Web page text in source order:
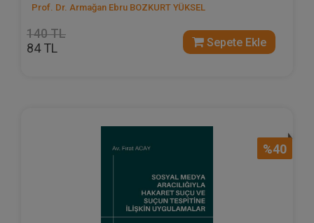
Prof. Dr. Armağan Ebru BOZKURT YÜKSEL
140 TL
84 TL Sepete Ekle
%40